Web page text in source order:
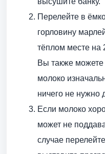
Перелейте в
горловину
тёплом месте на
Вы также можете
молоко
ничего не нужно
Если молоко
может не
случае